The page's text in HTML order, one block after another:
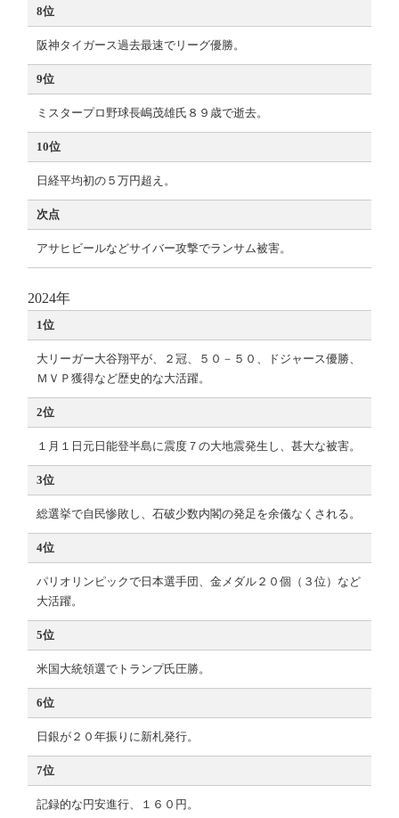
8位
阪神タイガース過去最速でリーグ優勝。
9位
ミスタープロ野球長嶋茂雄氏８９歳で逝去。
10位
日経平均初の５万円超え。
次点
アサヒビールなどサイバー攻撃でランサム被害。
2024年
1位
大リーガー大谷翔平が、２冠、５０－５０、ドジャース優勝、
ＭＶＰ獲得など歴史的な大活躍。
2位
１月１日元日能登半島に震度７の大地震発生し、甚大な被害。
3位
総選挙で自民惨敗し、石破少数内閣の発足を余儀なくされる。
4位
パリオリンピックで日本選手団、金メダル２０個（３位）など
大活躍。
5位
米国大統領選でトランプ氏圧勝。
6位
日銀が２０年振りに新札発行。
7位
記録的な円安進行、１６０円。